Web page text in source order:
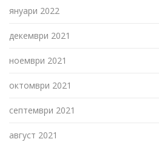
януари 2022
декември 2021
ноември 2021
октомври 2021
септември 2021
август 2021